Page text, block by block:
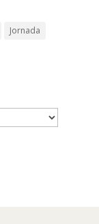
Jornada